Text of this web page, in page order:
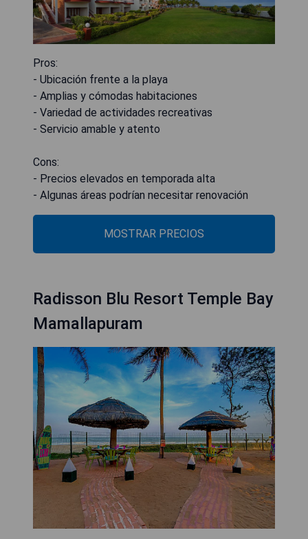
Pros:
- Ubicación frente a la playa
- Amplias y cómodas habitaciones
- Variedad de actividades recreativas
- Servicio amable y atento
Cons:
- Precios elevados en temporada alta
- Algunas áreas podrían necesitar renovación
MOSTRAR PRECIOS
Radisson Blu Resort Temple Bay
Mamallapuram